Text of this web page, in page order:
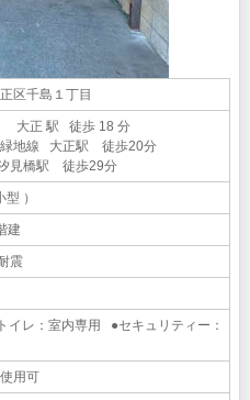
区千島１丁目
大正 駅 徒歩 18 分
緑地線 大正駅 徒歩20分
見橋駅 徒歩29分
）
建
震
イレ：室内専用 ●セキュリティー：
用可